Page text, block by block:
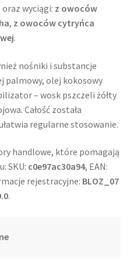
wyciągi: z owoców
, z owoców cytryńca
.
nośniki i substancje
palmowy, olej kokosowy
– wosk pszczeli żółty
Całość została
regularne stosowanie.
handlowe, które pomagają
SKU: c0e97ac30a94, EAN:
rejestracyjne: BLOZ_07
.